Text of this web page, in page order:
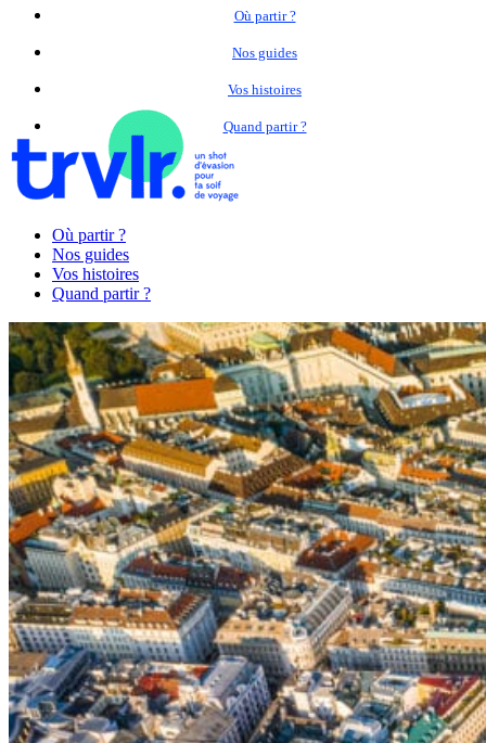
Où partir ?
Nos guides
Vos histoires
Quand partir ?
Où partir ?
Nos guides
Vos histoires
Quand partir ?